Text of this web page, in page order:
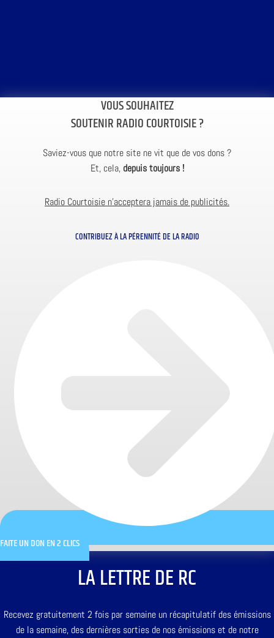
VOUS SOUHAITEZ
SOUTENIR RADIO COURTOISIE ?
Saviez-vous que notre site ne vit que de vos dons ?
Et, cela, depuis toujours !
Radio Courtoisie n’acceptera jamais de publicités.
CONTRIBUEZ À LA PÉRENNITÉ DE LA RADIO
FAITE UN DON EN 2 CLICS
LA LETTRE DE RC
Recevez gratuitement 2 fois par semaine un récapitulatif des émissions
de la semaine, des dernières sorties de nos émissions et de notre